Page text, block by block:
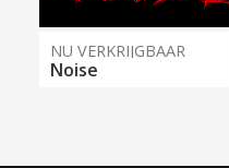
NU VERKRIJGBAAR
Noise